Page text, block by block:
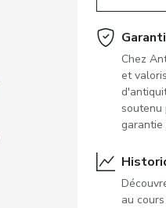
vente aux enchères dantiquités &
beaux-
artistes & artisans
Chez
et
soutenu
au